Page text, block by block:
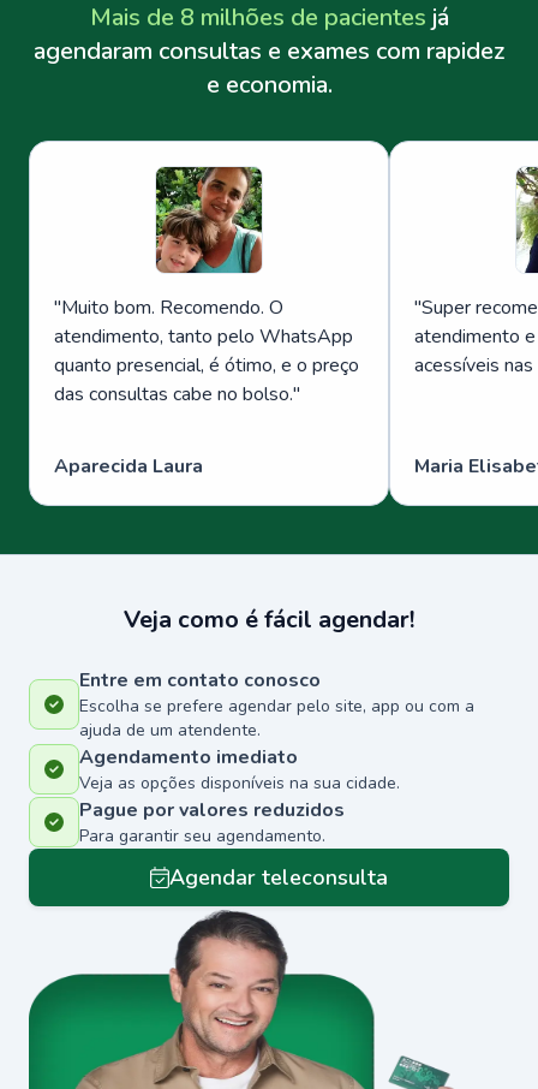
Mais de 8 milhões de pacientes já
agendaram consultas e exames com rapidez
e economia.
"Muito bom. Recomendo. O
atendimento, tanto pelo WhatsApp
quanto presencial, é ótimo, e o preço
das consultas cabe no bolso."
Aparecida Laura
"Super
atendimento
acessíveis
Maria
Veja como é fácil agendar!
Entre em contato conosco
Escolha se prefere agendar pelo site, app ou com a
ajuda de um atendente.
Agendamento imediato
Veja as opções disponíveis na sua cidade.
Pague por valores reduzidos
Para garantir seu agendamento.
Agendar teleconsulta